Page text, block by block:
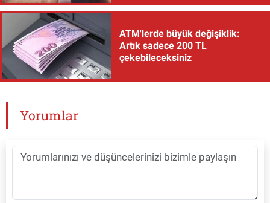
ATM'lerde büyük değişiklik:
Artık sadece 200 TL
çekebileceksiniz
Yorumlar